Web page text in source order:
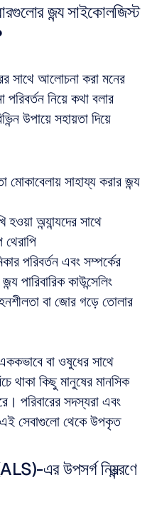
জন্য সাইকোলজিস্ট
সাথে আলোচনা করা মনের
পরিবর্তন নিয়ে কথা বলার
উপায়ে সহায়তা দিয়ে
মোকাবেলায় সাহায্য করার জন্য
অন্যান্যদের সাথে
পরিবর্তন এবং সম্পর্কের
পারিবারিক কাউন্সেলিং
বা জোর গড়ে তোলার
বা ওষুধের সাথে
কিছু মানুষের মানসিক
পরিবারের সদস্যরা এবং
এই সেবাগুলো থেকে উপকৃত
এর উপসর্গ নিয়ন্ত্রণে